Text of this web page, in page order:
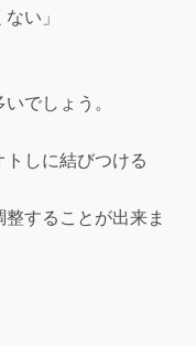
い」
でしょう。
しに結びつける
することが出来ま